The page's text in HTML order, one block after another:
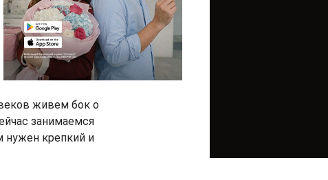
живем бок о
занимаемся
нужен крепкий и